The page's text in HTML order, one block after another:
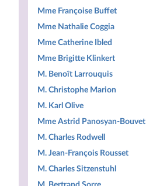
Mme Françoise Buffet
Mme Nathalie Coggia
Mme Catherine Ibled
Mme Brigitte Klinkert
M. Benoît Larrouquis
M. Christophe Marion
M. Karl Olive
Mme Astrid Panosyan-Bouvet
M. Charles Rodwell
M. Jean-François Rousset
M. Charles Sitzenstuhl